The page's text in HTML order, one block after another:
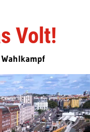
Volt!